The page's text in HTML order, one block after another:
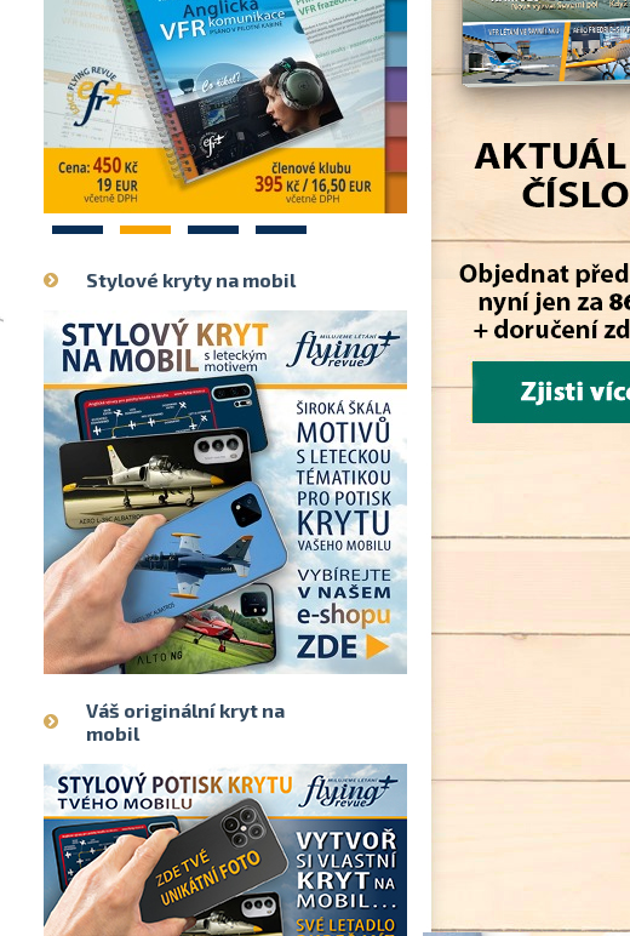
1 2 3 4
Stylové kryty na mobil
Váš originální kryt na
mobil